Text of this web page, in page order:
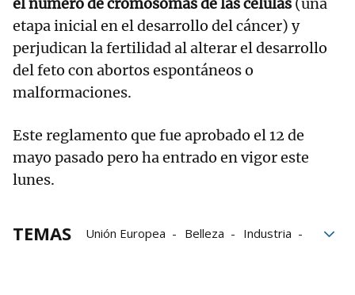
el número de cromosomas de las células (una
etapa inicial en el desarrollo del cáncer) y
perjudican la fertilidad al alterar el desarrollo
del feto con abortos espontáneos o
malformaciones.
Este reglamento que fue aprobado el 12 de
mayo pasado pero ha entrado en vigor este
lunes.
TEMAS Unión Europea Belleza
Industria